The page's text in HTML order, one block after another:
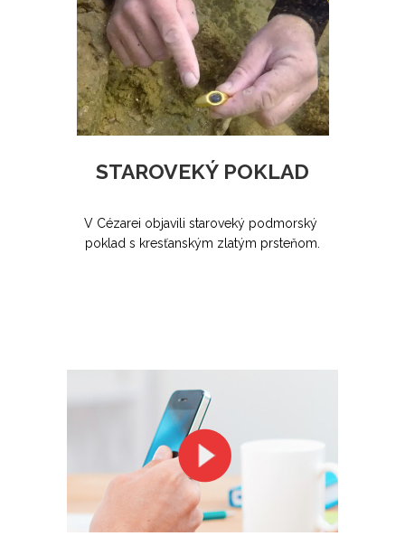
STAROVEKÝ POKLAD
V Cézarei objavili staroveký podmorský
poklad s kresťanským zlatým prsteňom.